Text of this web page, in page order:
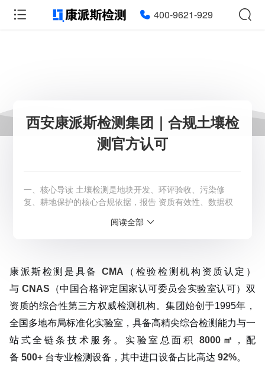
400-9621-929
西安康派斯检测集团｜合规土壤检
测官方认可
一、核心导读 土壤检测是地块开发、环评验收、污染修
复、耕地保护的核心合规依据，报告 资质有效性、数据权
团作为陕西本土权威第三方环境检测机构，拥有全套国家级
资源局官方核查，适配各类政企项
服务范围：全国
检测周期：5-7个工作日，可加急
相关资质：可提供CMA、CNAS检测报告
服务模式：快递寄样、现场取样、人工送样
服务对象：企事业单位、高等院校、科研院所
服务方向：采购销售、竞标投标、生产研发、科研数据、诊
断优化、司法服务
阅读全部
康派斯检测是具备 CMA （检验检测机构资质认定）
与CNAS （中国合格评定国家认可委员会实验室认可）双
资质的综合性第三方权威检测机构。集团始创于1995年，
全国多地布局标准化实验室，具备高精尖综合检测能力与一
站式全链条技术服务。 实验室总面积8000㎡
，配
备 500+ 台专业检测设备，其中进口设备占比高达 92%。